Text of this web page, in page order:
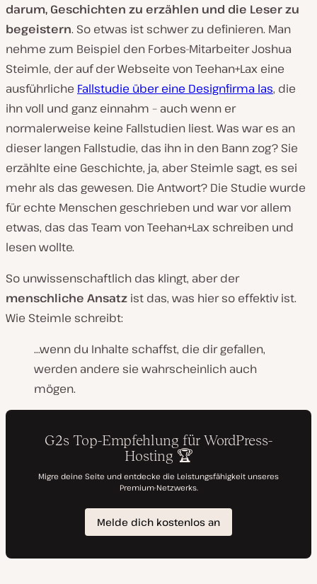
darum, Geschichten zu erzählen und die Leser zu
begeistern. So etwas ist schwer zu definieren. Man
nehme zum Beispiel den Forbes-Mitarbeiter Joshua
Steimle, der auf der Webseite von Teehan+Lax eine
ausführliche Fallstudie über eine Designfirma las, die
ihn voll und ganz einnahm – auch wenn er
normalerweise keine Fallstudien liest. Was war es an
dieser langen Fallstudie, das ihn in den Bann zog? Sie
erzählte eine Geschichte, ja, aber Steimle sagt, es sei
mehr als das gewesen. Die Antwort? Die Studie wurde
für echte Menschen geschrieben und war vor allem
etwas, das das Team von Teehan+Lax schreiben und
lesen wollte.
So unwissenschaftlich das klingt, aber der
menschliche Ansatz ist das, was hier so effektiv ist.
Wie Steimle schreibt:
…wenn du Inhalte schaffst, die dir gefallen,
werden andere sie wahrscheinlich auch
mögen.